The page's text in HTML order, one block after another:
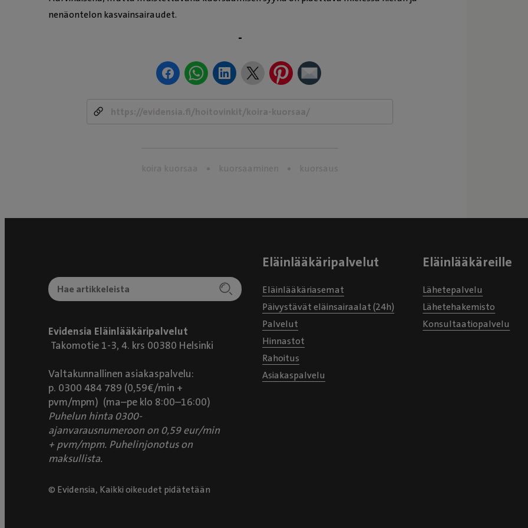
nenäontelon kasvainsairaudet.
-
koira kuorsaa kuorsaaminen kuorsaus
Evidensia Eläinlääkäripalvelut
Takomotie 1-3, 4. krs 00380 Helsinki
Valtakunnallinen asiakaspalvelu:
p. 0300 484 789 (0,59€/min +
pvm/mpm) (ma–pe klo 8:00–16:00)
Puhelun hinta 0300-
ajanvarausnumeroon on 0,59 eur/min
+ pvm/mpm. Puhelinjonotus on
maksullista.
Eläinlääkäripalvelut
Eläinlääkäriasemat
Päivystävät eläinsairaalat (24h)
Palvelut
Hinnastot
Rahoitus
Asiakaspalvelu
Eläinlääkäreille
Lähetepalvelu
Lähetehakemisto
Konsultaatiopalvelu
© Evidensia, Kaikki oikeudet pidätetään